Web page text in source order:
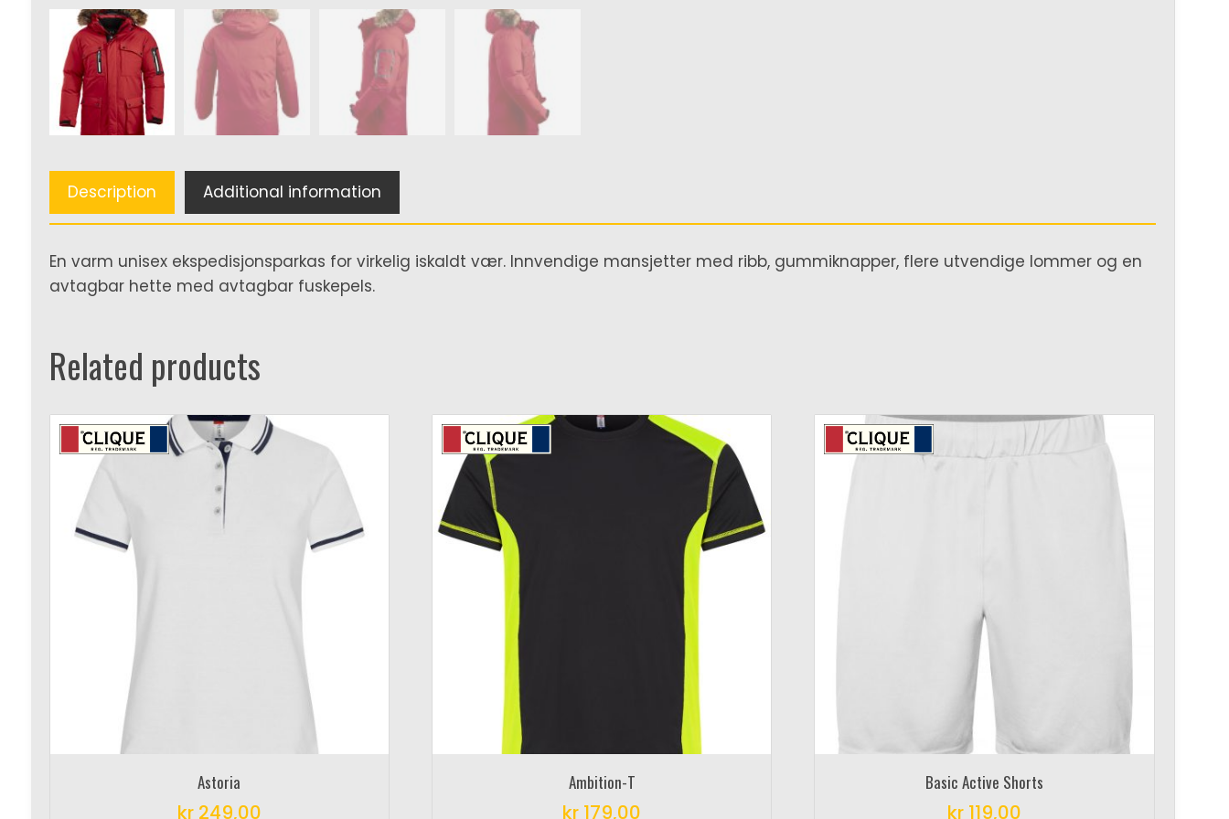
Description Additional information
En varm unisex ekspedisjonsparkas for virkelig iskaldt vær. Innvendige mansjetter med ribb, gummiknapper, flere utvendige lommer og en
avtagbar hette med avtagbar fuskepels.
Related products
Astoria
kr249,00
Ambition-T
kr 179,00
Basic Active Shorts
kr119,00